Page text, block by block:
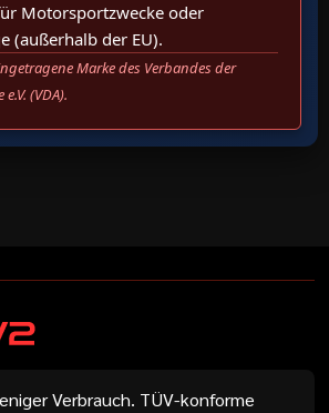
Motorsportzwecke oder
(außerhalb der EU).
Marke des Verbandes der
(VDA).
Verbrauch. TÜV-konforme